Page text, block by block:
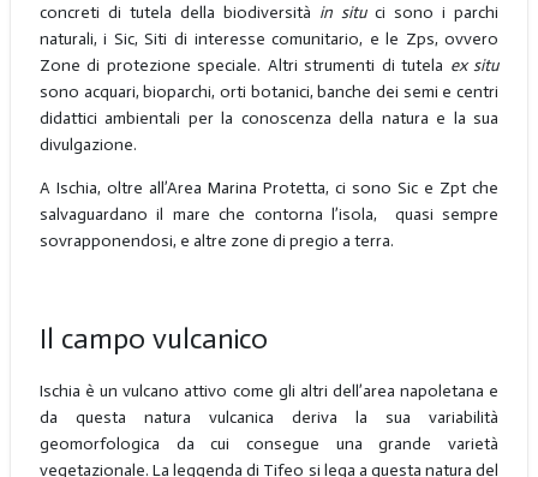
concreti di tutela della biodiversità in situci sono i parchi
naturali, i Sic, Siti di interesse comunitario, e le Zps, ovvero
Zone di protezione speciale. Altri strumenti di tutela ex situ
sono acquari, bioparchi, orti botanici, banche dei semi e centri
didattici ambientali per la conoscenza della natura e la sua
divulgazione.
A Ischia, oltre all’Area Marina Protetta, ci sono Sic e Zpt che
salvaguardano il mare che contorna l’isola, quasi sempre
sovrapponendosi, e altre zone di pregio a terra.
Il campo vulcanico
Ischia è un vulcano attivo come gli altri dell’area napoletana e
da questa natura vulcanica deriva la sua variabilità
geomorfologica da cui consegue una grande varietà
vegetazionale. La leggenda di Tifeo si lega a questa natura del